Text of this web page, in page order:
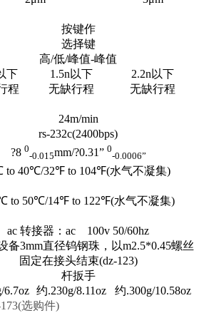
按键作
选择键
高/低/峰值-峰值
下 1.5n以下
2.2n以下
程 无缺行程 无缺行程
24m/min
rs-232c(2400bps)
?8 0
-0.015mm/?0.31” 0
-0.0006”
to 40℃/32℉ to 104℉(水气不凝集)
to 50℃/14℉ to 122℉(水气不凝集)
ac 转接器：ac 100v 50/60hz
备3mm直径钨钢珠，以m2.5*0.45螺丝
固定在接头结束(dz-123)
杆扳手
6.7oz 约.230g/8.11oz
约.300g/10.58oz
选购件)